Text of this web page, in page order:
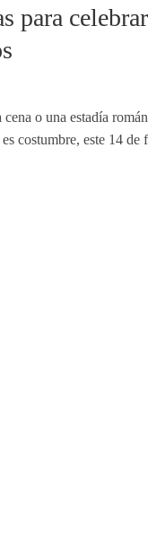
para
o una estadía
costumbre, este 14 de